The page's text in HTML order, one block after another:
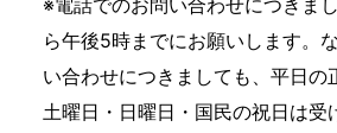
ら午後5時までにお願いします。
い合わせにつきましても、平日の
土曜日・日曜日・国民の祝日は受